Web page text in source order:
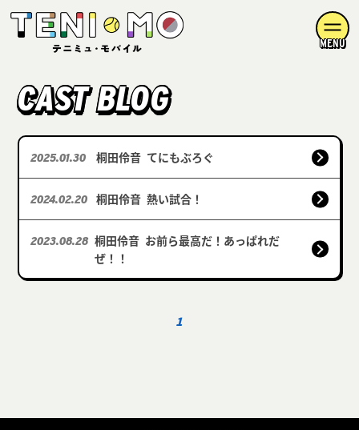
MENU
CAST BLOG
2025.01.30 桐田伶音 てにもぶろぐ
2024.02.20 桐田伶音 熱い試合！
2023.08.28 桐田伶音 お前ら最高だ！あっぱれだ
ぜ！！
1